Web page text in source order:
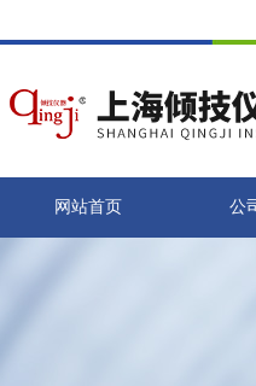
网站首页 公